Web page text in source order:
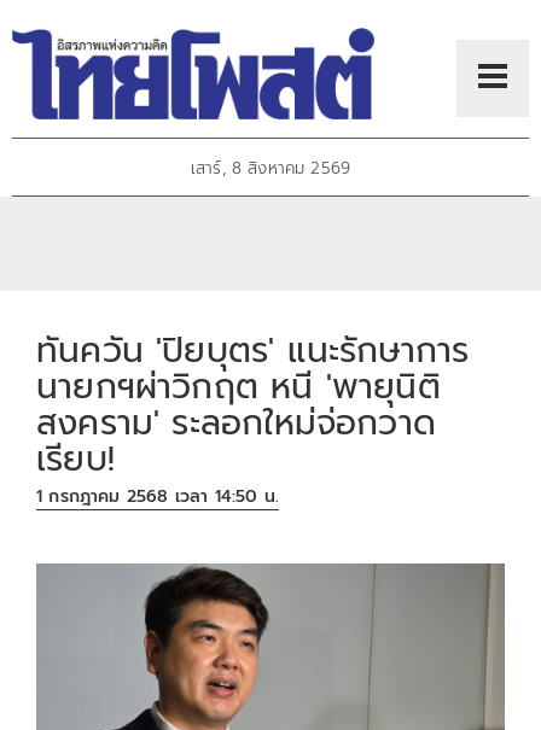
เสาร์, 8 สิงหาคม 2569
ทันควัน 'ปิยบุตร' แนะรักษาการ
นายกฯผ่าวิกฤต หนี 'พายุนิติ
สงคราม' ระลอกใหม่จ่อกวาด
เรียบ!
1 กรกฎาคม 2568 เวลา 14:50 น.